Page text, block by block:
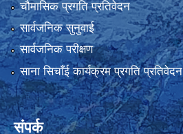
चौमासिक प्रगति प्रतिवेदन
सार्वजनिक सुनुवाई
सार्वजनिक परीक्षण
साना सिचाँई कार्यक्रम प्रगति प्रतिवेदन
संपर्क